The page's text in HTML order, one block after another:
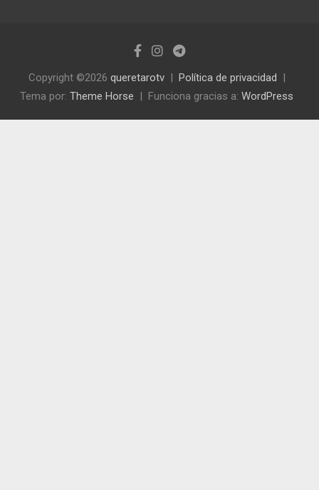
Copyright ©2026 queretarotv
Política de privacidad
Tema por: Theme Horse Funciona gracias a: WordPress